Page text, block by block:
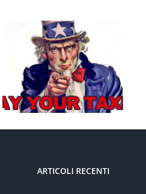
Controllo delle email dei
lavoratori: datori di lavoro
più cauti
ARTICOLI RECENTI